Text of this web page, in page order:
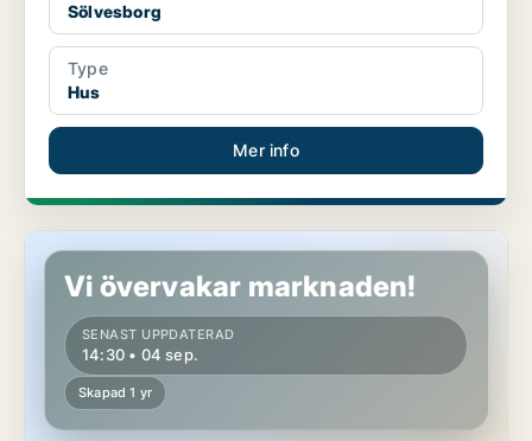
Sölvesborg
Type
Hus
Mer info
Hus i Sölvesborg
Vi övervakar marknaden!
SENAST UPPDATERAD
14:30 • 04 sep.
Skapad 1 yr